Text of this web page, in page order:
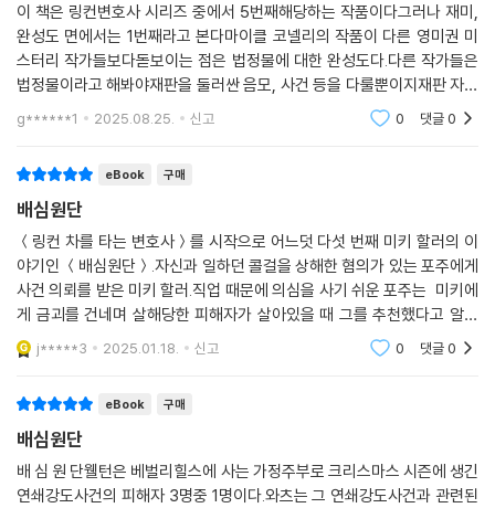
장면도 나온다. 그러나 이 소설에서 말하는 정의는 단순히 선이 악을 이겨
야 한다는 당위를 반복하는 게 아니다. 기본적으로 미키 할러를 비롯해 작
품 속 인물들은 두드러진 정의감에 사로잡혀 있지 않다. 그러나 더러운 사
람들로 둘러싸인 세상에서 과연 정의가 잠깐이나마 힘을 발휘할 수 있다면
그게 어느 때일지 소설은 질문한다. 코넬리는 비현실적으로 선한 캐릭터를
한의 조건을 충족했을 때가 아니라 최소한의 조건을 누락하지 않았을 때
기대할 수 있음을 보여준다.
소설 제목 ‘배심원단’은 단지 배심원석에 앉아 있는 열두 명의 사람들만 가
리키지 않는다. 변호사들은 배심원단을 ‘단죄의 신들’이라고 부른다는 얘
기가 나온다. 법정에서 배심원단의 평결은 그야말로 신적인 권위를 갖는
무시무시한 위력이 있다. 하지만 이런 단죄의 신들은 법정에만 있는 게 아
니다. 미키의 마음속에도 악령처럼 따라다니는 배심원단이 있다. 누구나
펼치며 자신을 꾸짖거나 지지하는 속삭임을 건넨다. 소설에서는 미키를 내
내 따라다니는 죄책감이 있고, 미키는 그 감정을 극복하기 위해 더욱 열심
히 변론에 임한다. 과연 미키의 마음속 단죄의 신들은 그를 향해 웃어줄까.
배심원단 가운데 한 사람으로 당신을 초대한다.
이 책은 링컨변호사 시리즈 중에서 5번째해당하는 작품이다그러나 재미,
완성도 면에서는 1번째라고 본다마이클 코넬리의 작품이 다른 영미권 미
스터리 작가들보다돋보이는 점은 법정물에 대한 완성도다.다른 작가들은
법정물이라고 해봐야재판을 둘러싼 음모, 사건 등을 다룰뿐이지재판 자체
를 다루는 모습은 별로 없다그러나 마이클 코넬리의 소설은 재판 속 깊숙
이 절차 자체를 다루는
g******1 2025.08.25. 신고 0 댓글0
eBook 구매
배심원단
＜링컨 차를 타는 변호사＞를 시작으로 어느덧 다섯 번째 미키 할러의 이
야기인 ＜배심원단＞.자신과 일하던 콜걸을 상해한 혐의가 있는 포주에게
사건 의뢰를 받은 미키 할러.직업 때문에 의심을 사기 쉬운 포주는 미키에
게 금괴를 건네며 살해당한 피해자가 살아있을 때 그를 추천했다고 알려
줌.미키가 살해당한 콜걸에 대해 확인해보니 몇 년 전까지 문제가 있을 때
마다 미키를 찾았
j*****3 2025.01.18. 신고 0 댓글0
eBook 구매
배심원단
배 심 원 단웰턴은 베벌리힐스에 사는 가정주부로 크리스마스 시즌에 생긴
연쇄강도사건의 피해자 3명중 1명이다.와츠는 그 연쇄강도사건과 관련된